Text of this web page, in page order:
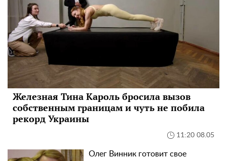
Железная Тина Кароль бросила вызов
собственным границам и чуть не побила
рекорд Украины
11:20 08.05
Олег Винник готовит свое